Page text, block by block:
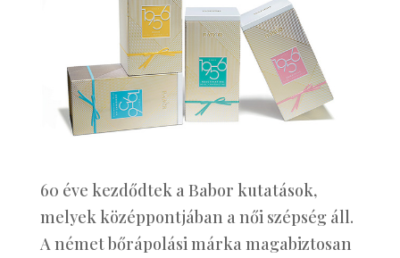
60 éve kezdődtek a Babor kutatások,
melyek középpontjában a női szépség áll.
A német bőrápolási márka magabiztosan